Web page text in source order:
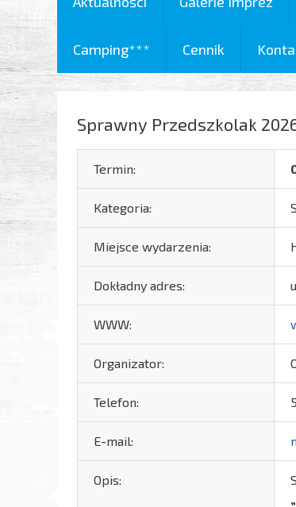
Camping*** Cennik
Sprawny Przedszkolak
Termin:
Kategoria:
Miejsce wydarzenia:
Dokładny adres:
WWW:
Organizator:
Telefon:
E-mail:
Opis: